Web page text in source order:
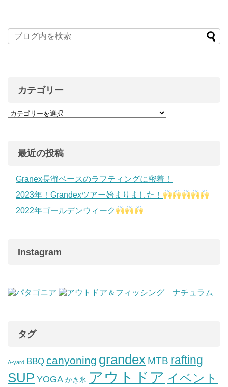
カテゴリー
最近の投稿
Granex長瀞ベースのラフティングに密着！
2023年！Grandexツアー始まりました！
2022年ゴールデンウィーク
Instagram
タグ
A-yard BBQ canyoning grandex MTB rafting
SUP YOGA かき氷 アウトドア イベント